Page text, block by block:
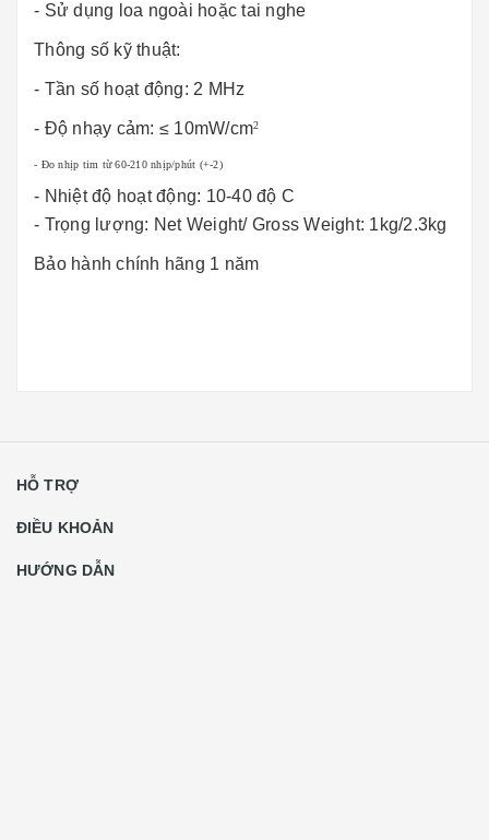
- Sử dụng loa ngoài hoặc tai nghe
Thông số kỹ thuật:
- Tần số hoạt động: 2 MHz
- Độ nhạy cảm: ≤ 10mW/cm2
- Đo nhịp tim từ 60-210 nhịp/phút (+-2)
- Nhiệt độ hoạt động: 10-40 độ C
- Trọng lượng: Net Weight/ Gross Weight: 1kg/2.3kg
Bảo hành chính hãng 1 năm
HỖ TRỢ
ĐIỀU KHOẢN
HƯỚNG DẪN